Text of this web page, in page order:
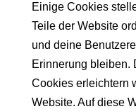
Einige Cookies
Teile der Website
und deine
Erinnerung bleiben.
Cookies erleichtern
Website. Auf diese